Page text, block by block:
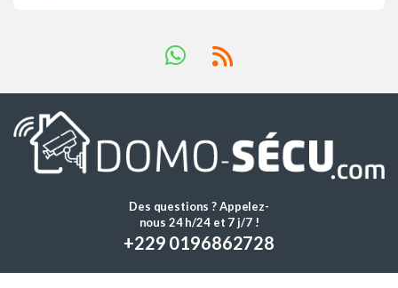
Des questions ? Appelez-
nous 24 h/24 et 7 j/7 !
+229 0196862728